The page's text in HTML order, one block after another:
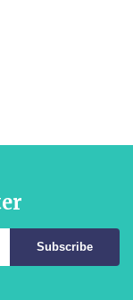
Subscribe